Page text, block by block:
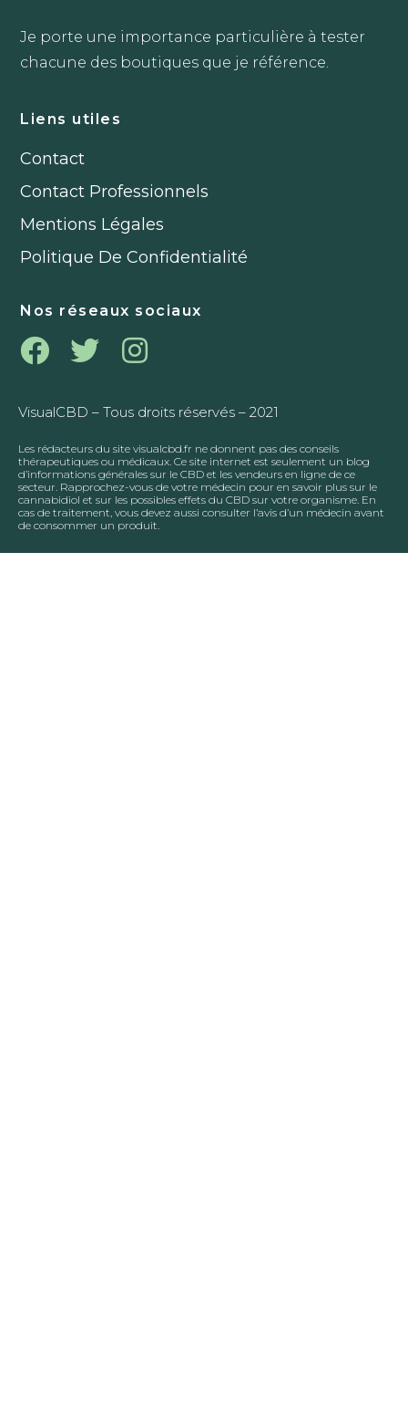
Je porte une importance particulière à tester
chacune des boutiques que je référence.
Liens utiles
Contact
Contact Professionnels
Mentions Légales
Politique De Confidentialité
Nos réseaux sociaux
VisualCBD – Tous droits réservés – 2021
Les rédacteurs du site visualcbd.fr ne donnent pas des conseils
thérapeutiques ou médicaux. Ce site internet est seulement un blog
d’informations générales sur le CBD et les vendeurs en ligne de ce
secteur. Rapprochez-vous de votre médecin pour en savoir plus sur le
cannabidiol et sur les possibles effets du CBD sur votre organisme. En
cas de traitement, vous devez aussi consulter l’avis d’un médecin avant
de consommer un produit.